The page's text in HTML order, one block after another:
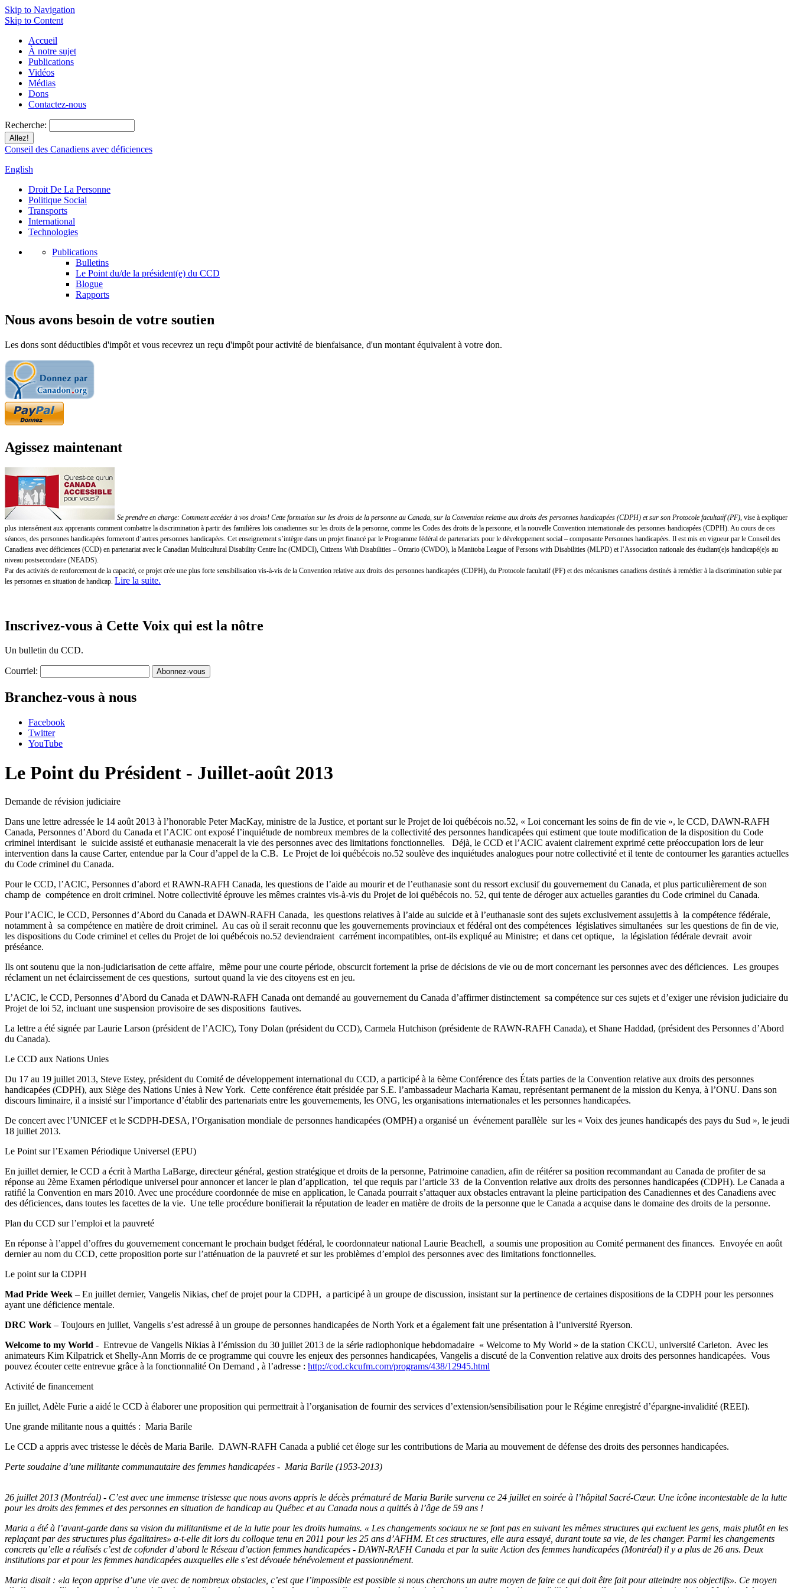
Skip to Navigation
Skip to Content
Accueil
À notre sujet
Publications
Vidéos
Médias
Dons
Contactez-nous
Recherche:
Conseil des Canadiens avec déficiences
English
Droit De La Personne
Politique Social
Transports
International
Technologies
Publications
Bulletins
Le Point du/de la président(e) du CCD
Blogue
Rapports
Nous avons besoin de votre soutien
Les dons sont déductibles d'impôt et vous recevrez un reçu d'impôt pour activité de bienfaisance, d'un montant équivalent à votre don.
Agissez maintenant
Se prendre en charge: Comment accéder à vos droits! Cette formation sur les droits de la personne au Canada, sur la Convention relative aux droits des personnes handicapées (CDPH) et sur son Protocole facultatif (PF) , vise à expliquer
plus intensément aux apprenants comment combattre la discrimination à partir des familières lois canadiennes sur les droits de la personne, comme les Codes des droits de la personne, et la nouvelle Convention internationale des personnes handicapées (CDPH). Au cours de ces
séances, des personnes handicapées formeront d’autres personnes handicapées. Cet enseignement s’intègre dans un projet financé par le Programme fédéral de partenariats pour le développement social – composante Personnes handicapées. Il est mis en vigueur par le Conseil des
Canadiens avec déficiences (CCD) en partenariat avec le Canadian Multicultural Disability Centre Inc (CMDCI), Citizens With Disabilities – Ontario (CWDO), la Manitoba League of Persons with Disabilities (MLPD) et l’Association nationale des étudiant(e)s handicapé(e)s au
niveau postsecondaire (NEADS).
Par des activités de renforcement de la capacité, ce projet crée une plus forte sensibilisation vis-à-vis de la Convention relative aux droits des personnes handicapées (CDPH), du Protocole facultatif (PF) et des mécanismes canadiens destinés à remédier à la discrimination subie par
les personnes en situation de handicap. Lire la suite.
Inscrivez-vous à Cette Voix qui est la nôtre
Un bulletin du CCD.
Courriel:
Branchez-vous à nous
Facebook
Twitter
YouTube
Le Point du Président - Juillet-août 2013
Demande de révision judiciaire
Dans une lettre adressée le 14 août 2013 à l’honorable Peter MacKay, ministre de la Justice, et portant sur le Projet de loi québécois no.52, « Loi concernant les soins de fin de vie », le CCD, DAWN-RAFH
Canada, Personnes d’Abord du Canada et l’ACIC ont exposé l’inquiétude de nombreux membres de la collectivité des personnes handicapées qui estiment que toute modification de la disposition du Code
criminel interdisant le suicide assisté et euthanasie menacerait la vie des personnes avec des limitations fonctionnelles. Déjà, le CCD et l’ACIC avaient clairement exprimé cette préoccupation lors de leur
intervention dans la cause Carter, entendue par la Cour d’appel de la C.B. Le Projet de loi québécois no.52 soulève des inquiétudes analogues pour notre collectivité et il tente de contourner les garanties actuelles
du Code criminel du Canada.
Pour le CCD, l’ACIC, Personnes d’abord et RAWN-RAFH Canada, les questions de l’aide au mourir et de l’euthanasie sont du ressort exclusif du gouvernement du Canada, et plus particulièrement de son
champ de compétence en droit criminel. Notre collectivité éprouve les mêmes craintes vis-à-vis du Projet de loi québécois no. 52, qui tente de déroger aux actuelles garanties du Code criminel du Canada.
Pour l’ACIC, le CCD, Personnes d’Abord du Canada et DAWN-RAFH Canada, les questions relatives à l’aide au suicide et à l’euthanasie sont des sujets exclusivement assujettis à la compétence fédérale,
notamment à sa compétence en matière de droit criminel. Au cas où il serait reconnu que les gouvernements provinciaux et fédéral ont des compétences législatives simultanées sur les questions de fin de vie,
les dispositions du Code criminel et celles du Projet de loi québécois no.52 deviendraient carrément incompatibles, ont-ils expliqué au Ministre; et dans cet optique, la législation fédérale devrait avoir
préséance.
Ils ont soutenu que la non-judiciarisation de cette affaire, même pour une courte période, obscurcit fortement la prise de décisions de vie ou de mort concernant les personnes avec des déficiences. Les groupes
réclament un net éclaircissement de ces questions, surtout quand la vie des citoyens est en jeu.
L’ACIC, le CCD, Personnes d’Abord du Canada et DAWN-RAFH Canada ont demandé au gouvernement du Canada d’affirmer distinctement sa compétence sur ces sujets et d’exiger une révision judiciaire du
Projet de loi 52, incluant une suspension provisoire de ses dispositions fautives.
La lettre a été signée par Laurie Larson (président de l’ACIC), Tony Dolan (président du CCD), Carmela Hutchison (présidente de RAWN-RAFH Canada), et Shane Haddad, (président des Personnes d’Abord
du Canada).
Le CCD aux Nations Unies
Du 17 au 19 juillet 2013, Steve Estey, président du Comité de développement international du CCD, a participé à la 6ème Conférence des États parties de la Convention relative aux droits des personnes
handicapées (CDPH), aux Siège des Nations Unies à New York. Cette conférence était présidée par S.E. l’ambassadeur Macharia Kamau, représentant permanent de la mission du Kenya, à l’ONU. Dans son
discours liminaire, il a insisté sur l’importance d’établir des partenariats entre les gouvernements, les ONG, les organisations internationales et les personnes handicapées.
De concert avec l’UNICEF et le SCDPH-DESA, l’Organisation mondiale de personnes handicapées (OMPH) a organisé un événement parallèle sur les « Voix des jeunes handicapés des pays du Sud », le jeudi
18 juillet 2013.
Le Point sur l’Examen Périodique Universel (EPU)
En juillet dernier, le CCD a écrit à Martha LaBarge, directeur général, gestion stratégique et droits de la personne, Patrimoine canadien, afin de réitérer sa position recommandant au Canada de profiter de sa
réponse au 2ème Examen périodique universel pour annoncer et lancer le plan d’application, tel que requis par l’article 33 de la Convention relative aux droits des personnes handicapées (CDPH). Le Canada a
ratifié la Convention en mars 2010. Avec une procédure coordonnée de mise en application, le Canada pourrait s’attaquer aux obstacles entravant la pleine participation des Canadiennes et des Canadiens avec
des déficiences, dans toutes les facettes de la vie. Une telle procédure bonifierait la réputation de leader en matière de droits de la personne que le Canada a acquise dans le domaine des droits de la personne.
Plan du CCD sur l’emploi et la pauvreté
En réponse à l’appel d’offres du gouvernement concernant le prochain budget fédéral, le coordonnateur national Laurie Beachell, a soumis une proposition au Comité permanent des finances. Envoyée en août
dernier au nom du CCD, cette proposition porte sur l’atténuation de la pauvreté et sur les problèmes d’emploi des personnes avec des limitations fonctionnelles.
Le point sur la CDPH
Mad Pride Week – En juillet dernier, Vangelis Nikias, chef de projet pour la CDPH, a participé à un groupe de discussion, insistant sur la pertinence de certaines dispositions de la CDPH pour les personnes
ayant une déficience mentale.
DRC Work – Toujours en juillet, Vangelis s’est adressé à un groupe de personnes handicapées de North York et a également fait une présentation à l’université Ryerson.
Welcome to my World - Entrevue de Vangelis Nikias à l’émission du 30 juillet 2013 de la série radiophonique hebdomadaire « Welcome to My World » de la station CKCU, université Carleton. Avec les
animateurs Kim Kilpatrick et Shelly-Ann Morris de ce programme qui couvre les enjeux des personnes handicapées, Vangelis a discuté de la Convention relative aux droits des personnes handicapées. Vous
pouvez écouter cette entrevue grâce à la fonctionnalité On Demand , à l’adresse : http://cod.ckcufm.com/programs/438/12945.html
Activité de financement
En juillet, Adèle Furie a aidé le CCD à élaborer une proposition qui permettrait à l’organisation de fournir des services d’extension/sensibilisation pour le Régime enregistré d’épargne-invalidité (REEI).
Une grande militante nous a quittés : Maria Barile
Le CCD a appris avec tristesse le décès de Maria Barile. DAWN-RAFH Canada a publié cet éloge sur les contributions de Maria au mouvement de défense des droits des personnes handicapées.
Perte soudaine d’une militante communautaire des femmes handicapées - Maria Barile (1953-2013)
26 juillet 2013 (Montréal) - C’est avec une immense tristesse que nous avons appris le décès prématuré de Maria Barile survenu ce 24 juillet en soirée à l’hôpital Sacré-Cœur. Une icône incontestable de la lutte
pour les droits des femmes et des personnes en situation de handicap au Québec et au Canada nous a quittés à l’âge de 59 ans !
Maria a été à l’avant-garde dans sa vision du militantisme et de la lutte pour les droits humains. « Les changements sociaux ne se font pas en suivant les mêmes structures qui excluent les gens, mais plutôt en les
replaçant par des structures plus égalitaires» a-t-elle dit lors du colloque tenu en 2011 pour les 25 ans d’AFHM. Et ces structures, elle aura essayé, durant toute sa vie, de les changer. Parmi les changements
concrets qu’elle a réalisés c’est de cofonder d’abord le Réseau d’action femmes handicapées - DAWN-RAFH Canada et par la suite Action des femmes handicapées (Montréal) il y a plus de 26 ans. Deux
institutions par et pour les femmes handicapées auxquelles elle s’est dévouée bénévolement et passionnément.
Maria disait : «la leçon apprise d’une vie avec de nombreux obstacles, c’est que l’impossible est possible si nous cherchons un autre moyen de faire ce qui doit être fait pour atteindre nos objectifs». Ce moyen